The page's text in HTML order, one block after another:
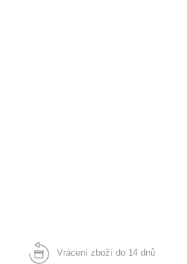
Vrácení zboží do 14 dnů